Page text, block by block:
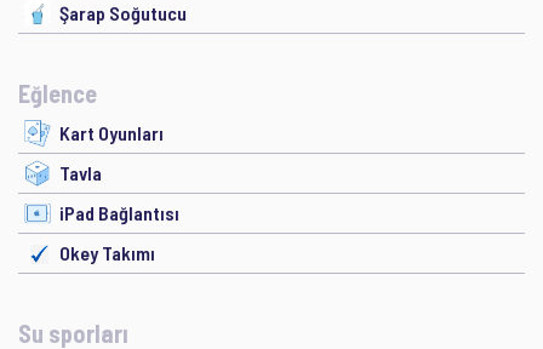
Şarap Soğutucu
Eğlence
Kart Oyunları
Tavla
iPad Bağlantısı
Okey Takımı
Su sporları